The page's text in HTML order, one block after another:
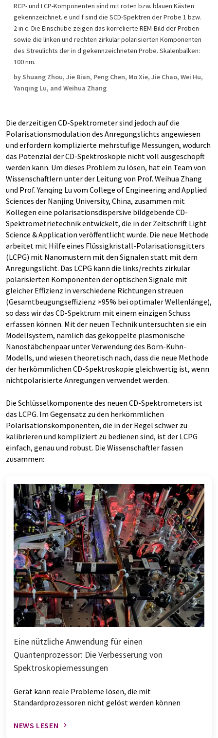
RCP- und LCP-Komponenten sind mit roten bzw. blauen Kästen
gekennzeichnet. e und f sind die SCD-Spektren der Probe 1 bzw.
2 in c. Die Einschübe zeigen das korrelierte REM-Bild der Proben
sowie die linken und rechten zirkular polarisierten Komponenten
des Streulichts der in d gekennzeichneten Probe. Skalenbalken:
100 nm.
by Shuang Zhou, Jie Bian, Peng Chen, Mo Xie, Jie Chao, Wei Hu,
Yanqing Lu, and Weihua Zhang
Die derzeitigen CD-Spektrometer sind jedoch auf die
Polarisationsmodulation des Anregungslichts angewiesen
und erfordern komplizierte mehrstufige Messungen, wodurch
das Potenzial der CD-Spektroskopie nicht voll ausgeschöpft
werden kann. Um dieses Problem zu lösen, hat ein Team von
Wissenschaftlern unter der Leitung von Prof. Weihua Zhang
und Prof. Yanqing Lu vom College of Engineering and Applied
Sciences der Nanjing University, China, zusammen mit
Kollegen eine polarisationsdispersive bildgebende CD-
Spektrometrietechnik entwickelt, die in der Zeitschrift Light
Science & Application veröffentlicht wurde. Die neue Methode
arbeitet mit Hilfe eines Flüssigkristall-Polarisationsgitters
(LCPG) mit Nanomustern mit den Signalen statt mit dem
Anregungslicht. Das LCPG kann die links/rechts zirkular
polarisierten Komponenten der optischen Signale mit
gleicher Effizienz in verschiedene Richtungen streuen
(Gesamtbeugungseffizienz >95% bei optimaler Wellenlänge),
so dass wir das CD-Spektrum mit einem einzigen Schuss
erfassen können. Mit der neuen Technik untersuchten sie ein
Modellsystem, nämlich das gekoppelte plasmonische
Nanostäbchenpaar unter Verwendung des Born-Kuhn-
Modells, und wiesen theoretisch nach, dass die neue Methode
der herkömmlichen CD-Spektroskopie gleichwertig ist, wenn
nichtpolarisierte Anregungen verwendet werden.
Die Schlüsselkomponente des neuen CD-Spektrometers ist
das LCPG. Im Gegensatz zu den herkömmlichen
Polarisationskomponenten, die in der Regel schwer zu
kalibrieren und kompliziert zu bedienen sind, ist der LCPG
einfach, genau und robust. Die Wissenschaftler fassen
zusammen:
Eine nützliche Anwendung für einen
Quantenprozessor: Die Verbesserung von
Spektroskopiemessungen
Gerät kann reale Probleme lösen, die mit
Standardprozessoren nicht gelöst werden können
NEWS LESEN